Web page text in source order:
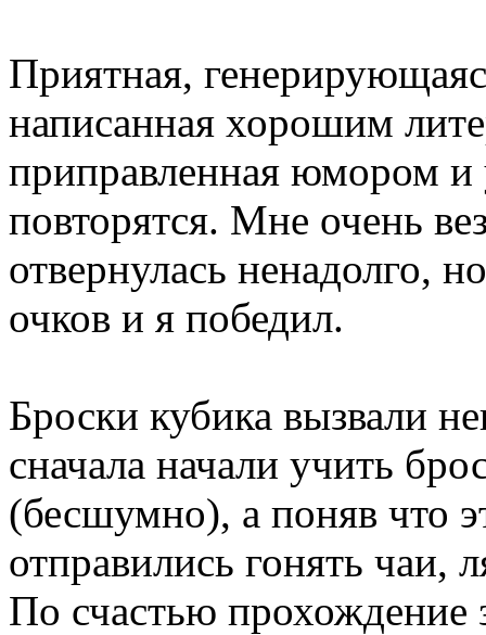
Приятная,
написанная хорошим
приправленная юмором
повторятся. Мне очень
отвернулась ненадолго,
очков и я победил.
Броски кубика вызвали
сначала начали учить
(бесшумно), а поняв что
отправились гонять чаи,
По счастью прохождение